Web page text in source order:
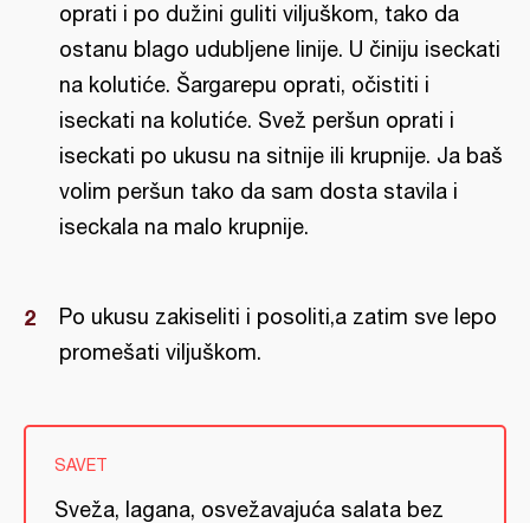
oprati i po dužini guliti viljuškom, tako da
ostanu blago udubljene linije. U činiju iseckati
na kolutiće. Šargarepu oprati, očistiti i
iseckati na kolutiće. Svež peršun oprati i
iseckati po ukusu na sitnije ili krupnije. Ja baš
volim peršun tako da sam dosta stavila i
iseckala na malo krupnije.
Po ukusu zakiseliti i posoliti,a zatim sve lepo
promešati viljuškom.
SAVET
Sveža, lagana, osvežavajuća salata bez